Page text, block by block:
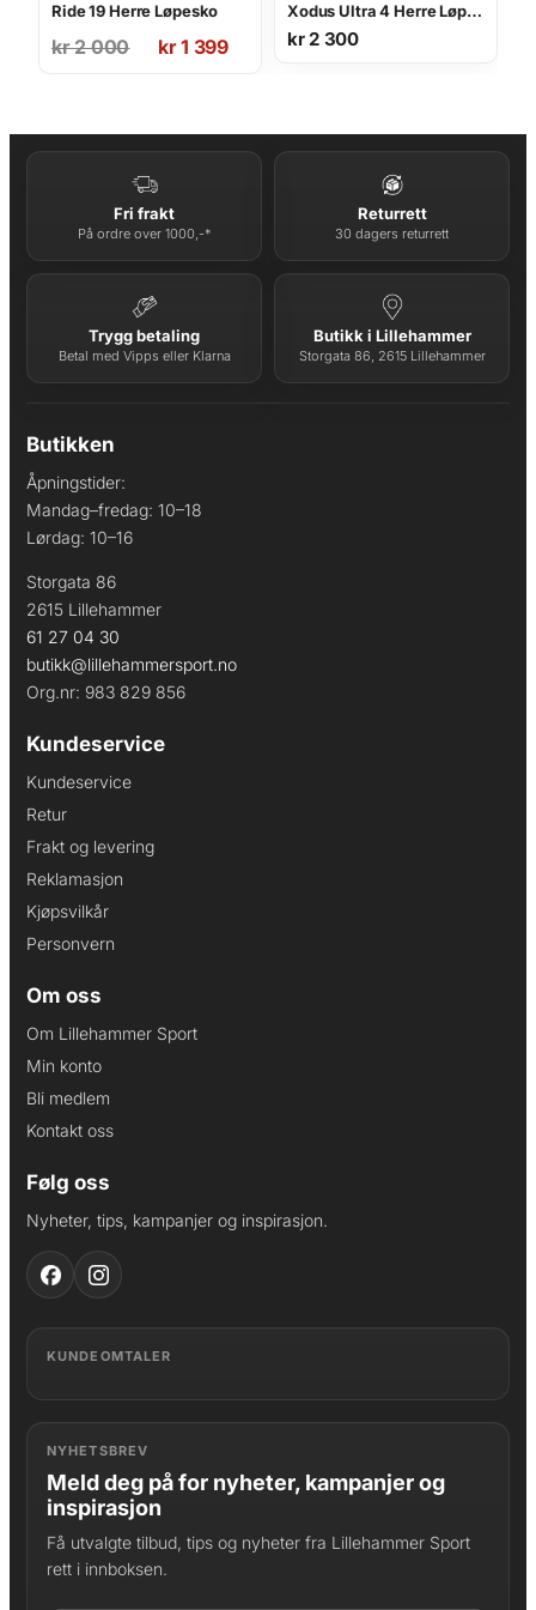
Ride 19 Herre Løpesko
kr2 000
Opprinnelig
kr 2
000.
kr1 399
Nåværende
kr 1
399.
Xodus Ultra 4 Herre Løpesko
kr2 300
Fri frakt
På ordre over 1000,-*
Returrett
30 dagers returrett
Trygg betaling
Betal med Vipps eller Klarna
Butikk i Lillehammer
Storgata 86, 2615 Lillehammer
Butikken
Åpningstider:
Mandag–fredag: 10–18
Lørdag: 10–16
Storgata 86
2615 Lillehammer
61 27 04 30
butikk@lillehammersport.no
Org.nr: 983 829 856
Kundeservice
Kundeservice
Retur
Frakt og levering
Reklamasjon
Kjøpsvilkår
Personvern
Om oss
Om Lillehammer Sport
Min konto
Bli medlem
Kontakt oss
Følg oss
Nyheter, tips, kampanjer og inspirasjon.
KUNDEOMTALER
NYHETSBREV
Meld deg på for nyheter, kampanjer og
inspirasjon
Få utvalgte tilbud, tips og nyheter fra Lillehammer Sport
rett i innboksen.